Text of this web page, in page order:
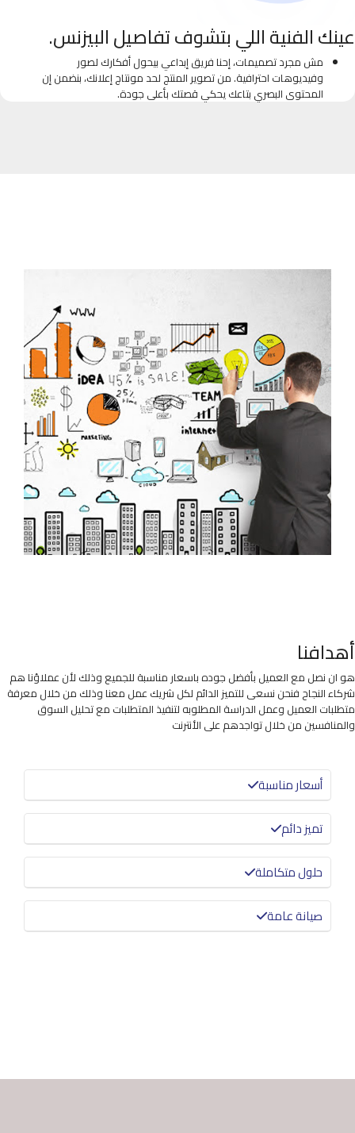
عينك الفنية اللي بتشوف تفاصيل البيزنس.
مش مجرد تصميمات، إحنا فريق إبداعي بيحول أفكارك لصور
وفيديوهات احترافية. من تصوير المنتج لحد مونتاج إعلانك، بنضمن إن
المحتوى البصري بتاعك يحكي قصتك بأعلى جودة.
أهدافنا
هو ان نصل مع العميل بأفضل جوده باسعار مناسبة للجميع وذلك لأن عملاؤنا هم
شركاء النجاح فنحن نسعى للتميز الدائم لكل شريك عمل معنا وذلك من خلال معرفة
متطلبات العميل وعمل الدراسة المطلوبه لتنفيذ المتطلبات مع تحليل السوق
والمنافسين من خلال تواجدهم على الأنترنت
أسعار مناسبة
تميز دائم
حلول متكاملة
صيانة عامة